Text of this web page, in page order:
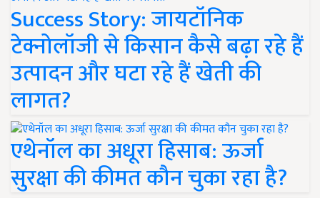
Success Story: जायटॉनिक
टेक्नोलॉजी से किसान कैसे बढ़ा रहे हैं
उत्पादन और घटा रहे हैं खेती की
लागत?
एथेनॉल का अधूरा हिसाब: ऊर्जा
सुरक्षा की कीमत कौन चुका रहा है?